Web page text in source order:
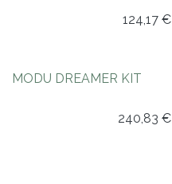
124,17€
MODU DREAMER KIT
240,83 €